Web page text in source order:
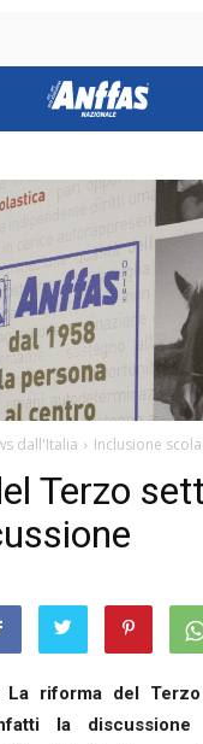
dall'Italia Inclusione
Terzo
La riforma del
la discussione